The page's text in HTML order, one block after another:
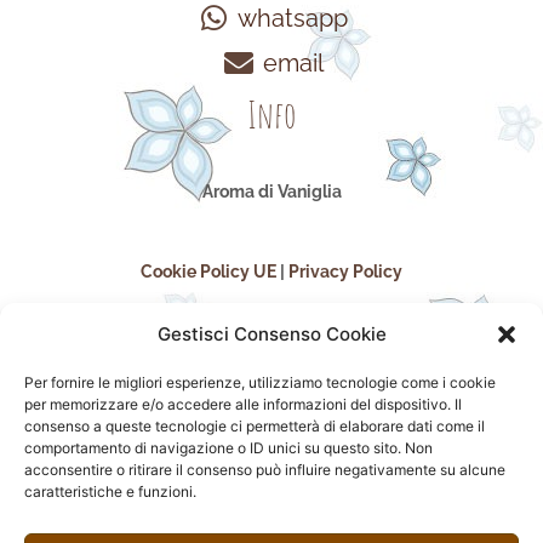
Gestisci Consenso Cookie
Per fornire le migliori esperienze, utilizziamo tecnologie come i cookie
per memorizzare e/o accedere alle informazioni del dispositivo. Il
consenso a queste tecnologie ci permetterà di elaborare dati come il
comportamento di navigazione o ID unici su questo sito. Non
acconsentire o ritirare il consenso può influire negativamente su alcune
caratteristiche e funzioni.
whatsapp
email
Info
Aroma di Vaniglia
Cookie Policy UE Privacy Policy
seguici sui social
F
I
P
F